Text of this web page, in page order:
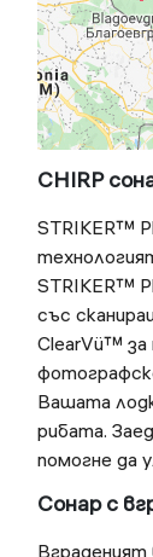
CHIRP
STRIKER™
STRIKER™
със
ClearVü™ за
Вашата
рибата.
помогне да
Сонар с
Вграденият